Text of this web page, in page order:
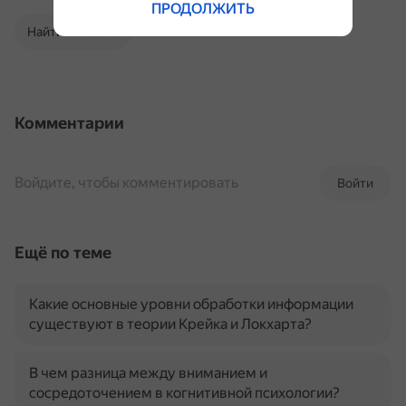
Найти в Поиске
Комментарии
Войти
Войдите, чтобы комментировать
Ещё по теме
Какие основные уровни обработки информации
существуют в теории Крейка и Локхарта?
В чем разница между вниманием и
сосредоточением в когнитивной психологии?
ПРОДОЛЖИТЬ